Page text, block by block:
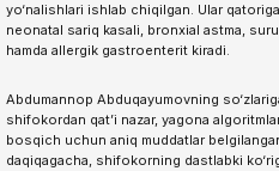
yo‘nalishlari ishlab chiqilgan. Ular
neonatal sariq kasali, bronxial astma,
hamda allergik gastroenterit kiradi.
Abdumannop Abduqayumovning
shifokordan qat’i nazar, yagona
bosqich uchun aniq muddatlar
daqiqagacha, shifokorning dastlabki